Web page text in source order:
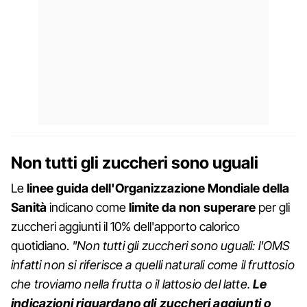
Non tutti gli zuccheri sono uguali
Lelinee guida dell'Organizzazione Mondiale della
Sanitàindicano comelimite da non superare per gli
zuccheri aggiunti il 10% dell'apporto calorico
quotidiano. "Non tutti gli zuccheri sono uguali: l'OMS
infatti non si riferisce a quelli naturali come il fruttosio
che troviamo nella frutta o il lattosio del latte. Le
indicazioni riguardano gli zuccheri aggiunti o